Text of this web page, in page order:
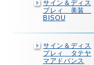
サイン＆ディス
プレィ 美装
BISOU
サイン＆ディス
プレィ タテヤ
マアドバンス